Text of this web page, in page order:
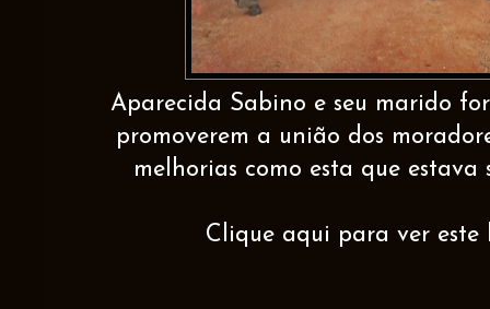
Aparecida Sabino e seu marido
promoverem a união dos
melhorias como esta que estava
Clique aqui para ver este